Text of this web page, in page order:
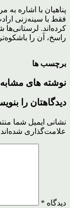
پناهیان با اشاره به
فقط با سینه‌زنی
کرده‌اند. لرستانی‌ها
راسخ، آن را
برچسب ها
نوشته های مشابه
دیدگاهتان را
نشانی ایمیل شما
علامت‌گذاری شده‌اند
دیدگاه *